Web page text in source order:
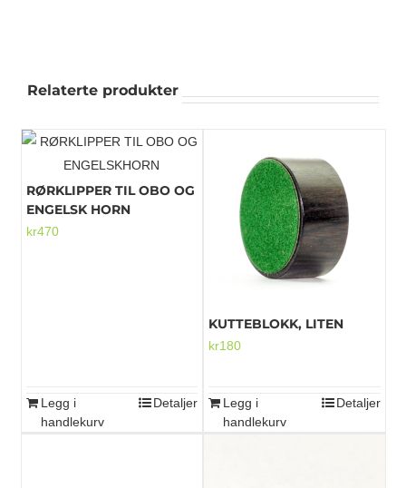
Relaterte produkter
RØRKLIPPER TIL OBO OG
ENGELSK HORN
kr470
Legg i
handlekurv
Detaljer
KUTTEBLOKK, LITEN
kr180
Legg i
handlekurv
Detaljer